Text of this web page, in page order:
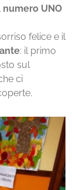
numero UNO
felice e il
: il primo
sul
ci